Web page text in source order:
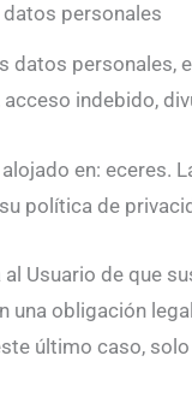
personales
datos personales,
acceso indebido,
en: eceres.
política de
Usuario de que
una obligación
último caso,